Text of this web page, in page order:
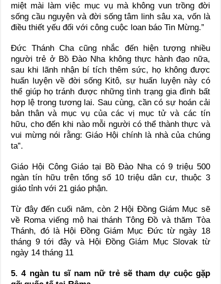
miệt mài làm việc mục vụ mà không vun trồng đời
sống cầu nguyện và đời sống tâm linh sâu xa, vốn là
điều thiết yếu đối với công cuộc loan báo Tin Mừng.”
Đức Thánh Cha cũng nhắc đến hiện tượng nhiều
người trẻ ở Bồ Đào Nha không thực hành đạo nữa,
sau khi lãnh nhận bí tích thêm sức, họ không được
huấn luyện về đời sống Kitô, sự huấn luyện này có
thể giúp họ tránh được những tình trạng gia đình bất
hợp lệ trong tương lai. Sau cùng, cần có sự hoán cải
bản thân và mục vụ của các vị mục tử và các tín
hữu, cho đến khi nào mỗi người có thể thành thực và
vui mừng nói rằng: Giáo Hội chính là nhà của chúng
ta”.
Giáo Hội Công Giáo tại Bồ Đào Nha có 9 triệu 500
ngàn tín hữu trên tổng số 10 triệu dân cư, thuộc 3
giáo tỉnh với 21 giáo phận.
Từ đây đến cuối năm, còn 2 Hội Đồng Giám Mục sẽ
về Roma viếng mộ hai thánh Tông Đồ và thăm Tòa
Thánh, đó là Hội Đồng Giám Mục Đức từ ngày 18
tháng 9 tới đây và Hội Đồng Giám Mục Slovak từ
ngày 14 tháng 11
5. 4 ngàn tu sĩ nam nữ trẻ sẽ tham dự cuộc gặp